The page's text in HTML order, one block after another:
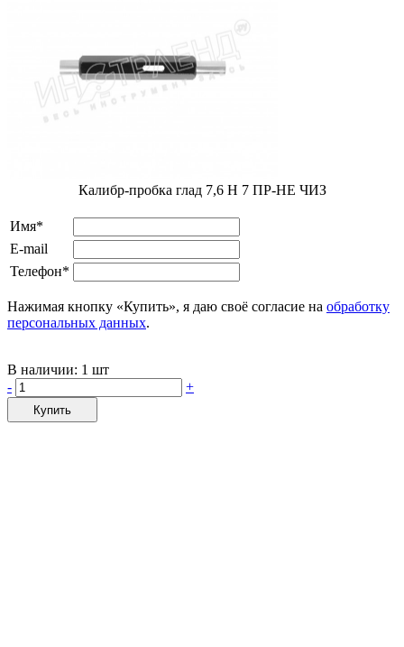
Калибр-пробка глад 7,6 H 7 ПР-НЕ ЧИЗ
Имя*
E-mail
Телефон*
Нажимая кнопку «Купить», я даю своё согласие на обработку
персональных данных.
В наличии: 1 шт
-
+
Купить